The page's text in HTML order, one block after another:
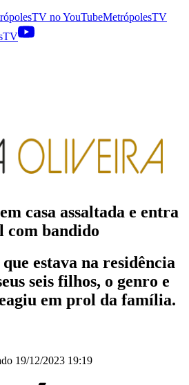
noYouTubeMetrópolesTV
casa assaltada e entra
com bandido
estava na residência
seis filhos, o genro e
em prol da família.
19/12/2023 19:19